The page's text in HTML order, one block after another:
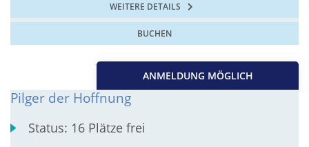
WEITERE DETAILS
BUCHEN
ANMELDUNG MÖGLICH
Pilger der Hoffnung
Status: 16 Plätze frei